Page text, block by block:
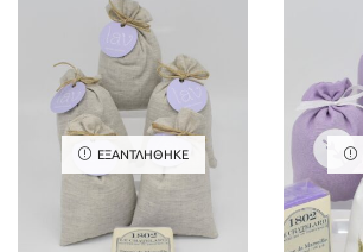
ΕΞΑΝΤΛΉΘΗΚΕ